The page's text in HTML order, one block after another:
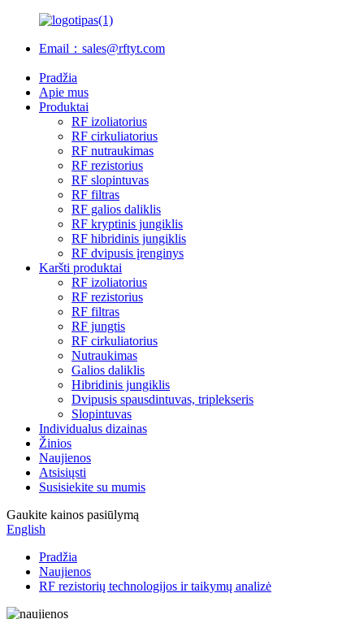
Email：sales@rftyt.com
Pradžia
Apie mus
Produktai
RF izoliatorius
RF cirkuliatorius
RF nutraukimas
RF rezistorius
RF slopintuvas
RF filtras
RF galios daliklis
RF kryptinis jungiklis
RF hibridinis jungiklis
RF dvipusis įrenginys
Karšti produktai
RF izoliatorius
RF rezistorius
RF filtras
RF jungtis
RF cirkuliatorius
Nutraukimas
Galios daliklis
Hibridinis jungiklis
Dvipusis spausdintuvas, triplekseris
Slopintuvas
Individualus dizainas
Žinios
Naujienos
Atsisiųsti
Susisiekite su mumis
Gaukite kainos pasiūlymą
English
Pradžia
Naujienos
RF rezistorių technologijos ir taikymų analizė